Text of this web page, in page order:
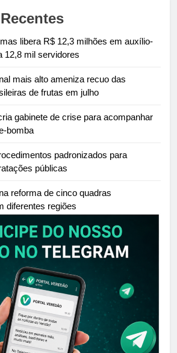
libera R$ 12,3 milhões em auxílio-
12,8 mil servidores
mais alto ameniza recuo das
de frutas em julho
gabinete de crise para acompanhar
bomba
padronizados para
públicas
reforma de cinco quadras
diferentes regiões